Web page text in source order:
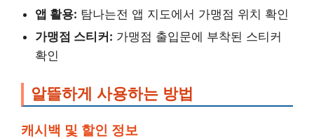
앱 활용: 탐나는전 앱 지도에서 가맹점 위치 확인
가맹점 스티커: 가맹점 출입문에 부착된 스티커
확인
알뜰하게 사용하는 방법
캐시백 및 할인 정보